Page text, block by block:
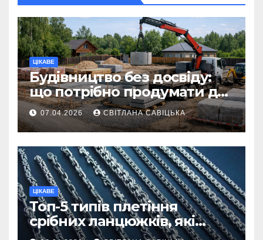
ЦІКАВЕ
Будівництво без досвіду:
що потрібно продумати до
першої доставки на
ділянку
07.04.2026 СВІТЛАНА САВІЦЬКА
ЦІКАВЕ
Топ-5 типів плетіння
срібних ланцюжків, які
вважаються